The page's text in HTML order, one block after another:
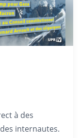
à des
internautes.